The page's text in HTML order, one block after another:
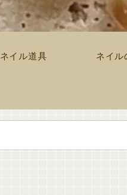
ネイル道具 ネイル